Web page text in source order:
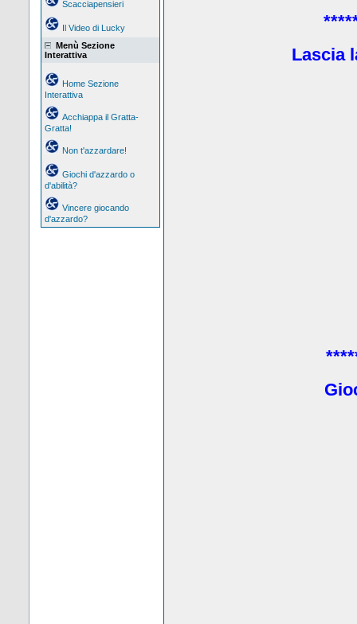
Scacciapensieri
Il Video di Lucky
Menù Sezione
Interattiva
Home Sezione
Interattiva
Acchiappa il Gratta-
Gratta!
Non t'azzardare!
Giochi d'azzardo o
d'abilità?
Vincere giocando
d'azzardo?
Lascia